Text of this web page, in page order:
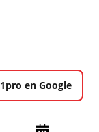
en Google